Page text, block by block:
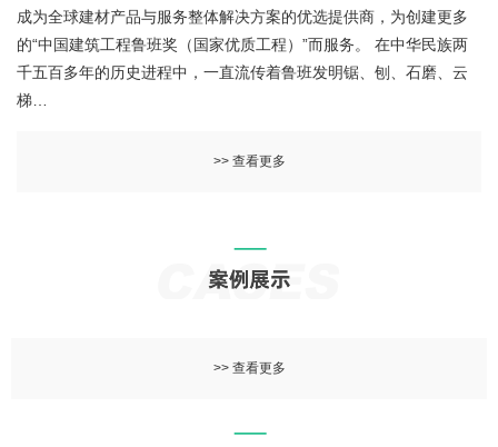
成为全球建材产品与服务整体解决方案的优选提供商，为创建更多
的“中国建筑工程鲁班奖（国家优质工程）”而服务。 在中华民族两
千五百多年的历史进程中，一直流传着鲁班发明锯、刨、石磨、云
梯…
>> 查看更多
>> 查看更多